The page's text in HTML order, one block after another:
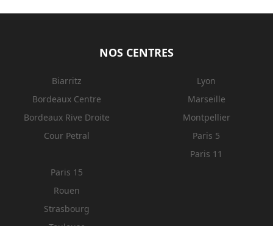
NOS CENTRES
Biarritz
Bordeaux Centre
Bordeaux Rive Droite
Cour Petral
Lyon
Marseille
Montpellier
Paris 5
Paris 11
Paris 15
Rouen
Strasbourg